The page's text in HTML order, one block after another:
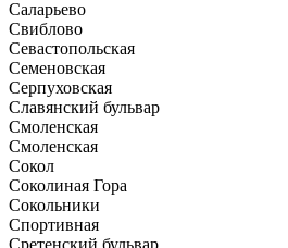
Саларьево
Свиблово
Севастопольская
Семеновская
Серпуховская
Славянский бульвар
Смоленская
Смоленская
Сокол
Соколиная Гора
Сокольники
Спортивная
Сретенский бульвар